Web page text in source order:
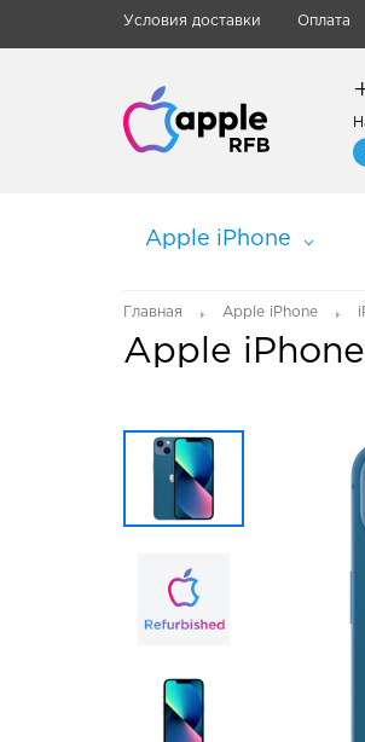
Условия доставки Оплата
Apple iPhone
Главная Apple iPhone
Apple